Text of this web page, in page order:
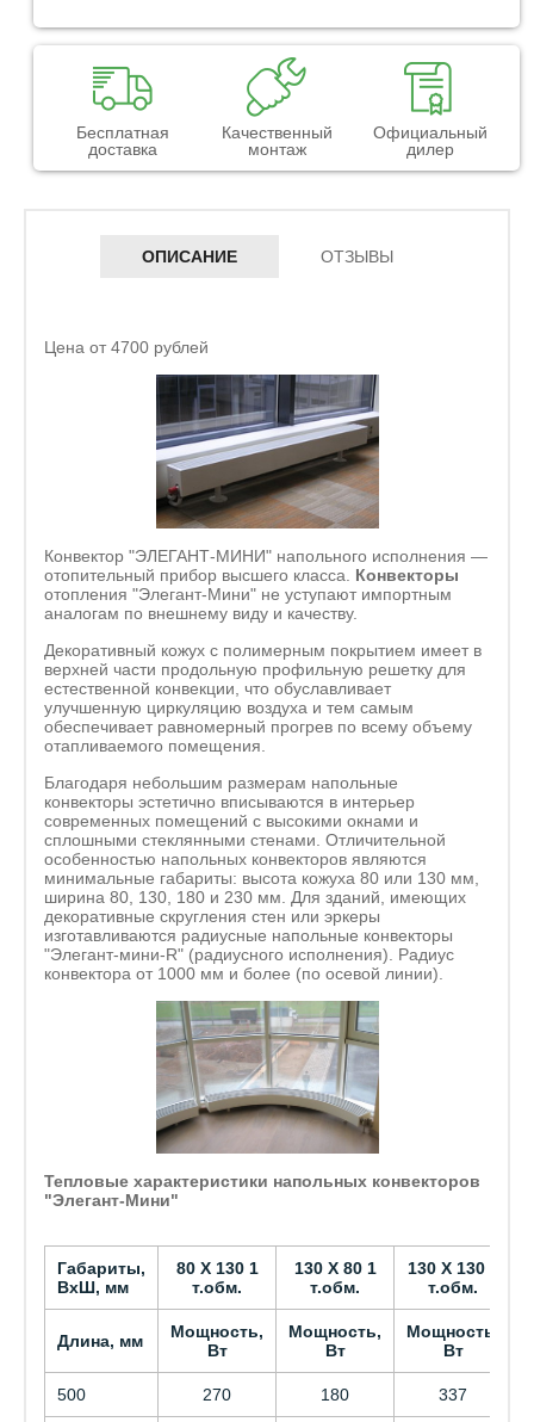
Бесплатная
доставка
Качественный
монтаж
Официальный
дилер
ОПИСАНИЕ ОТЗЫВЫ
Цена от 4700 рублей
Конвектор "ЭЛЕГАНТ-МИНИ" напольного исполнения —
отопительный прибор высшего класса. Конвекторы
отопления "Элегант-Мини" не уступают импортным
аналогам по внешнему виду и качеству.
Декоративный кожух с полимерным покрытием имеет в
верхней части продольную профильную решетку для
естественной конвекции, что обуславливает
улучшенную циркуляцию воздуха и тем самым
обеспечивает равномерный прогрев по всему объему
отапливаемого помещения.
Благодаря небольшим размерам напольные
конвекторы эстетично вписываются в интерьер
современных помещений с высокими окнами и
сплошными стеклянными стенами. Отличительной
особенностью напольных конвекторов являются
минимальные габариты: высота кожуха 80 или 130 мм,
ширина 80, 130, 180 и 230 мм. Для зданий, имеющих
декоративные скругления стен или эркеры
изготавливаются радиусные напольные конвекторы
"Элегант-мини-R" (радиусного исполнения). Радиус
конвектора от 1000 мм и более (по осевой линии).
Тепловые характеристики напольных конвекторов
"Элегант-Мини"
Габариты,
ВхШ, мм
80 Х 130 1
т.обм.
130 Х 80 1
т.обм.
130 Х 130 2
т.обм.
Длина, мм
Мощность,
Вт
Мощность,
Вт
Мощность,
Вт
500 270 180 337